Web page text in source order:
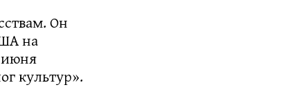
Он
на
культур».